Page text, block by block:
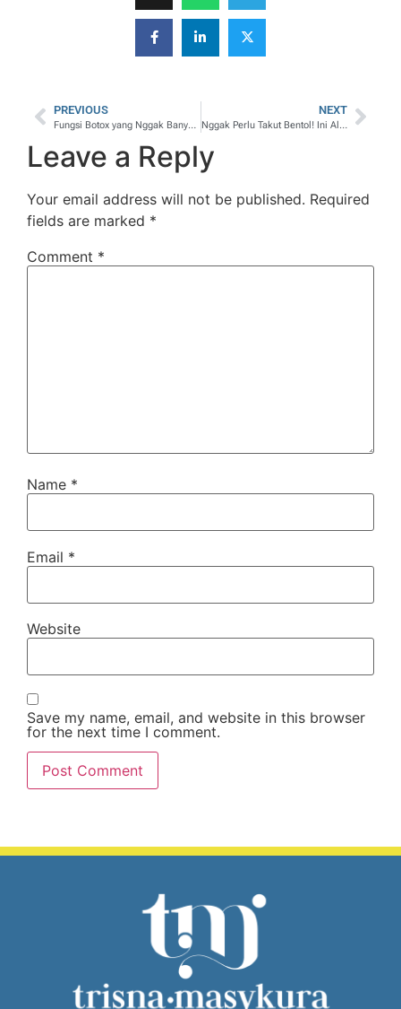
PREVIOUS
Fungsi Botox yang Nggak Banyak Orang Tahu Bukan Cuma Biar Glowing!
NEXT
Nggak Perlu Takut Bentol! Ini Alasan Skin Booster Jadi Tren Sultan
Leave a Reply
Your email address will not be published. Required
fields are marked *
Comment *
Name *
Email *
Website
Save my name, email, and website in this browser
for the next time I comment.